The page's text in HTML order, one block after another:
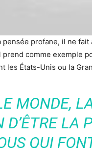
profane, il ne fait
prend comme exemple
les États-Unis ou la
MONDE,
D’ÊTRE LA
QUI